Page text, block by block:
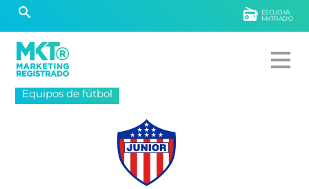
ESCUCHÁ
MKTRADIO
Equipos de fútbol